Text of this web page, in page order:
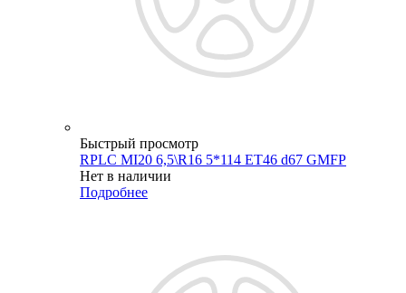
Быстрый просмотр
RPLC MI20 6,5\R16 5*114 ET46 d67 GMFP
Нет в наличии
Подробнее